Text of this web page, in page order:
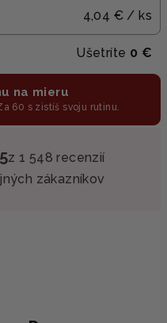
4,04 € / ks
Ušetríte 0 €
na mieru
60 s zistíš svoju rutinu.
z 1 548 recenzií
zákazníkov